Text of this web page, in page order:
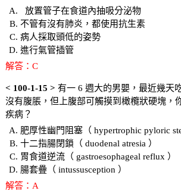
放置管子在食道內抽吸分泌物
不管有沒有肺炎，都使用抗生素
病人採取頭低的姿勢
進行氣管插管
解答：C
< 100-1-15 > 有一 6 週大的男嬰，最近幾天
沒有腹脹，但上腹部可觸摸到橄欖狀硬塊，
疾病？
肥厚性幽門阻塞（ hypertrophic pyloric
十二指腸閉鎖（ duodenal atresia ）
胃食道逆流（ gastroesophageal reflux ）
腸套疊（ intussusception ）
解答：A